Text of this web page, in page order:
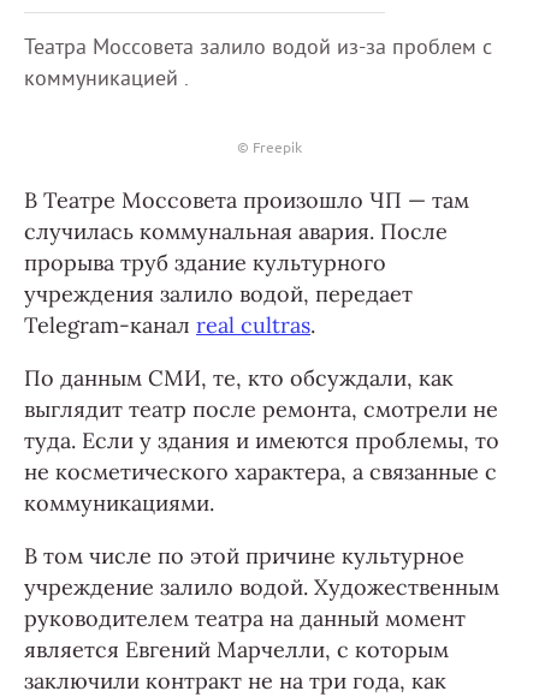
Театра Моссовета залило водой из-за проблем с
коммуникацией .
© Freepik
В Театре Моссовета произошло ЧП — там
случилась коммунальная авария. После
прорыва труб здание культурного
учреждения залило водой, передает
Telegram-канал real cultras.
По данным СМИ, те, кто обсуждали, как
выглядит театр после ремонта, смотрели не
туда. Если у здания и имеются проблемы, то
не косметического характера, а связанные с
коммуникациями.
В том числе по этой причине культурное
учреждение залило водой. Художественным
руководителем театра на данный момент
является Евгений Марчелли, с которым
заключили контракт не на три года, как